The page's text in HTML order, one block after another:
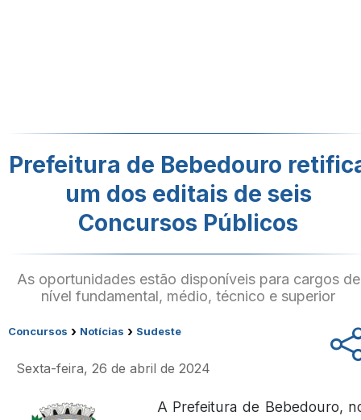
Prefeitura de Bebedouro
um dos editais de seis
Concursos Públicos
As oportunidades estão disponíveis para cargos de
nível fundamental, médio, técnico e superior
Concursos › Notícias › Sudeste
Sexta-feira, 26 de abril de 2024
A Prefeitura de Bebedouro,